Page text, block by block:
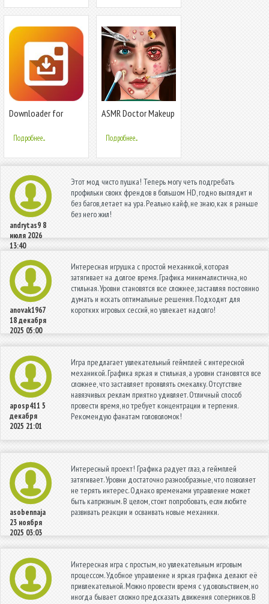
Downloader for
Video Saver
Подробнее...
ASMR Doctor Makeup
Подробнее...
andrytas9 8
июля 2026
13:40
Этот мод чисто пушка! Теперь могу четь подгребать
профильки своих френдов в большом HD, годно выглядит и
без багов, летает на ура. Реально кайф, не знаю, как я раньше
без него жил!
anovak1967
18 декабря
2025 05:00
Интересная игрушка с простой механикой, которая
затягивает на долгое время. Графика минималистична, но
стильная. Уровни становятся все сложнее, заставляя постоянно
думать и искать оптимальные решения. Подходит для
коротких игровых сессий, но увлекает надолго!
aposp411 5
декабря
2025 21:01
Игра предлагает увлекательный геймплей с интересной
механикой. Графика яркая и стильная, а уровни становятся все
сложнее, что заставляет проявлять смекалку. Отсутствие
навязчивых реклам приятно удивляет. Отличный способ
провести время, но требует концентрации и терпения.
Рекомендую фанатам головоломок!
asobennaja
23 ноября
2025 03:03
Интересный проект! Графика радует глаз, а геймплей
затягивает. Уровни достаточно разнообразные, что позволяет
не терять интерес. Однако временами управление может
быть капризным. В целом, стоит попробовать, если любите
развивать реакции и осваивать новые механики.
Интересная игра с простым, но увлекательным игровым
процессом. Удобное управление и яркая графика делают её
привлекательной. Можно провести время с удовольствием, но
иногда бывает сложно предсказать движения соперников. В